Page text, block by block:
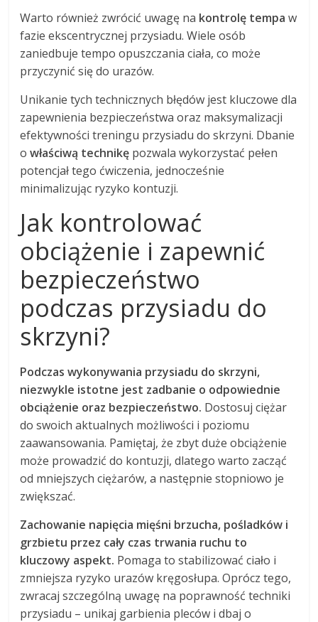
Warto również zwrócić uwagę na kontrolę tempa w
fazie ekscentrycznej przysiadu. Wiele osób
zaniedbuje tempo opuszczania ciała, co może
przyczynić się do urazów.
Unikanie tych technicznych błędów jest kluczowe dla
zapewnienia bezpieczeństwa oraz maksymalizacji
efektywności treningu przysiadu do skrzyni. Dbanie
owłaściwą technikę pozwala wykorzystać pełen
potencjał tego ćwiczenia, jednocześnie
minimalizując ryzyko kontuzji.
Jak kontrolować
obciążenie i zapewnić
bezpieczeństwo
podczas przysiadu do
skrzyni?
Podczas wykonywania przysiadu do skrzyni,
niezwykle istotne jest zadbanie o odpowiednie
obciążenie oraz bezpieczeństwo. Dostosuj ciężar
do swoich aktualnych możliwości i poziomu
zaawansowania. Pamiętaj, że zbyt duże obciążenie
może prowadzić do kontuzji, dlatego warto zacząć
od mniejszych ciężarów, a następnie stopniowo je
zwiększać.
Zachowanie napięcia mięśni brzucha, pośladków i
grzbietu przez cały czas trwania ruchu to
kluczowy aspekt. Pomaga to stabilizować ciało i
zmniejsza ryzyko urazów kręgosłupa. Oprócz tego,
zwracaj szczególną uwagę na poprawność techniki
przysiadu – unikaj garbienia pleców i dbaj o